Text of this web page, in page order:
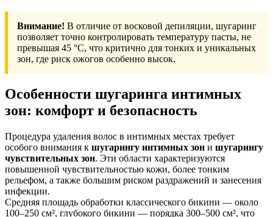
Внимание! В отличие от восковой депиляции, шугаринг
позволяет точно контролировать температуру пасты, не
превышая 45 °C, что критично для тонких и уникальных
зон, где риск ожогов особенно высок.
Особенности шугаринга интимных
зон: комфорт и безопасность
Процедура удаления волос в интимных местах требует
особого внимания к шугарингу интимных зон и шугарингу
чувствительных зон. Эти области характеризуются
повышенной чувствительностью кожи, более тонким
рельефом, а также большим риском раздражений и занесения
инфекции.
Средняя площадь обработки классического бикини — около
100–250 см², глубокого бикини — порядка 300–500 см², что